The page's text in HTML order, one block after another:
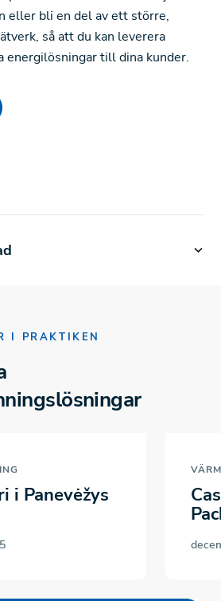
eller bli en del av ett större,
så att du kan leverera
energilösningar till dina kunder.
I PRAKTIKEN
i Panevėžys